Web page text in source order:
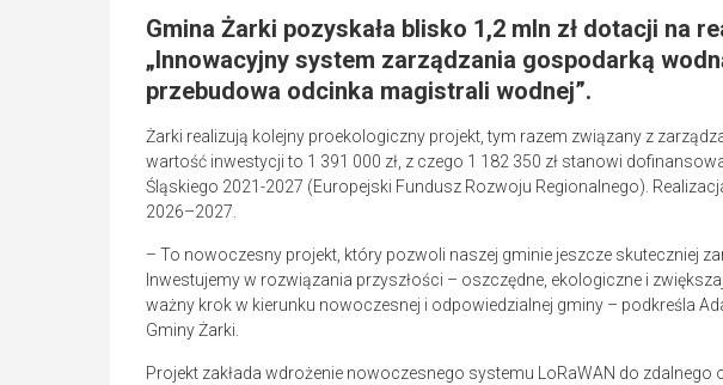
Gmina Żarki pozyskała blisko 1,2 mln zł dotacji na
„Innowacyjny system zarządzania gospodarką
przebudowa odcinka magistrali wodnej”.
Żarki realizują kolejny proekologiczny projekt, tym razem związany z
wartość inwestycji to 1 391 000 zł, z czego 1 182 350 zł stanowi
Śląskiego 2021-2027 (Europejski Fundusz Rozwoju Regionalnego).
2026–2027.
– To nowoczesny projekt, który pozwoli naszej gminie jeszcze skuteczniej
Inwestujemy w rozwiązania przyszłości – oszczędne, ekologiczne i
ważny krok w kierunku nowoczesnej i odpowiedzialnej gminy – podkreśla
Gminy Żarki.
Projekt zakłada wdrożenie nowoczesnego systemu LoRaWAN do